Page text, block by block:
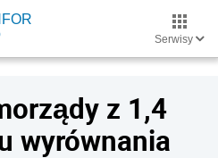
Serwisy
z 1,4
wyrównania